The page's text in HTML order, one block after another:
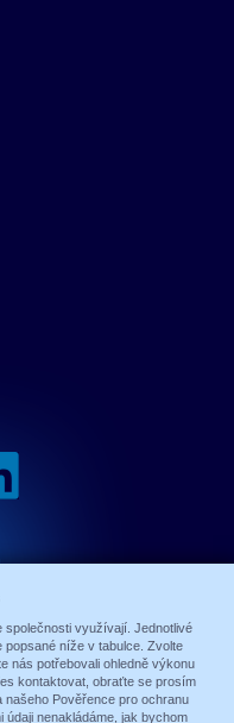
společnosti využívají. Jednotlivé
níže v tabulce. Zvolte
nás potřebovali ohledně výkonu
kontaktovat, obraťte se prosím
Pověřence pro ochranu
nenakládáme, jak bychom